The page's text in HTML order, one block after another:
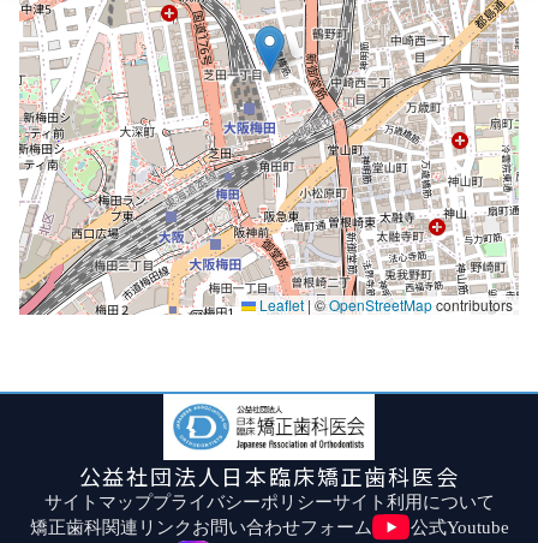
Leaflet |©OpenStreetMapcontributors
公益社団法人日本臨床矯正歯科医会
サイトマッププライバシーポリシーサイト利用について
矯正歯科関連リンクお問い合わせフォーム 公式Youtube